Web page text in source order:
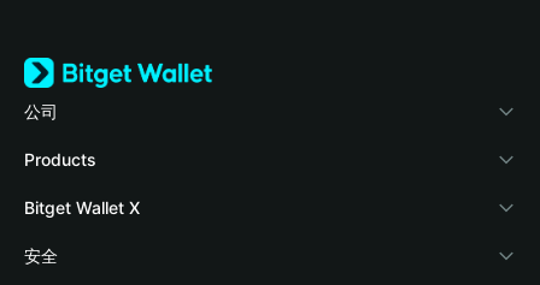
公司
關於 Bitget Wallet
部落格
學院
Products
Crypto Card
Stablecoin Earn
Bitget Wallet X
開發者文件
安全